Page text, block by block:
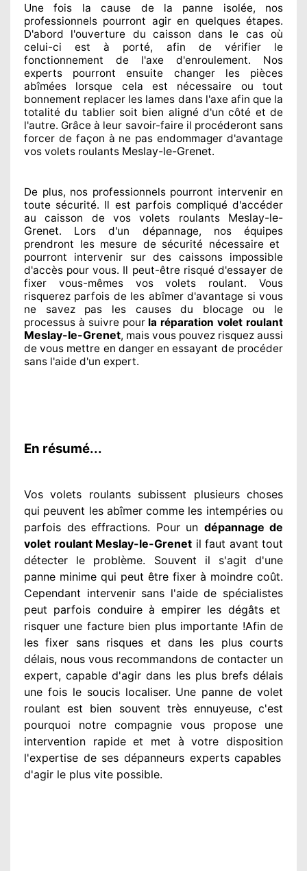
Une fois la cause de la panne isolée, nos
professionnels pourront agiren quelques étapes.
D'abord l'ouverture du caisson dans le cas où
celui-ci est à porté, afin de vérifier le
fonctionnement de l'axe d'enroulement. Nos
experts pourront ensuite changerles pièces
abîmées lorsque cela est nécessaire ou tout
bonnement replacer les lames dans l'axe afin que la
totalité du tablier soit bien aligné d'un côté et de
l'autre. Grâce à leur savoir-faireil procéderont sans
forcer de façon à ne pas endommager d'avantage
vos volets roulants Meslay-le-Grenet.
De plus, nos professionnelspourront interveniren
toute sécurité. Il est parfois compliquéd'accéder
au caisson de vos volets roulants Meslay-le-
Grenet. Lors d'un dépannage, nos équipes
prendront les mesure de sécurité nécessaireet
pourront intervenir sur des caissons impossible
d'accès pour vous. Il peut-être risquéd'essayer de
fixer vous-mêmes vos volets roulant. Vous
risquerez parfois de les abîmerd'avantage si vous
ne savezpas les causes du blocage ou le
processus à suivre pour la réparation volet roulant
Meslay-le-Grenet, mais vous pouvez risquez aussi
de vous mettre en danger en essayant de procéder
sans l'aide d'un expert.
En résumé...
Vos volets roulants subissent plusieurschoses
qui peuvent les abîmercomme les intempéries ou
parfois des effractions. Pour un dépannage de
volet roulant Meslay-le-Grenet il faut avant tout
détecter le problème. Souvent il s'agit d'une
panne minime qui peut être fixer à moindre coût.
Cependant intervenirsans l'aide de spécialistes
peut parfois conduire à empirer les dégâtset
risquer une facture bien plus importante !Afin de
les fixer sans risques et dans les plus courts
délais, nous vous recommandons de contacterun
expert, capable d'agir dans les plus brefs délais
une fois le soucislocaliser. Une panne de volet
roulant est bien souvent très ennuyeuse, c'est
pourquoi notre compagnie vous propose une
intervention rapide et met à votre disposition
l'expertise de ses dépanneurs expertscapables
d'agir le plus vite possible.